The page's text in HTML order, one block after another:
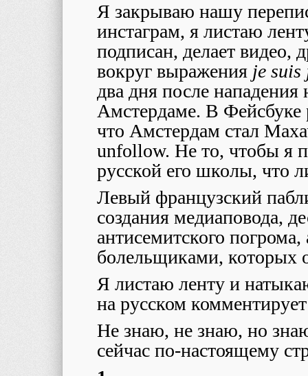
Я закрываю нашу
инстаграм, я листаю
подписан, делает видео,
вокруг выражения je suis
два дня после
Амстердаме. В Фейсбуке
что Амстердам стал
unfollow. Не то, чтобы я
русской его школы, что
Левый французский
создания медиаповода,
антисемитского
болельщиками, которых
Я листаю ленту и
на русском
Не знаю, не знаю, но
сейчас по-настоящему